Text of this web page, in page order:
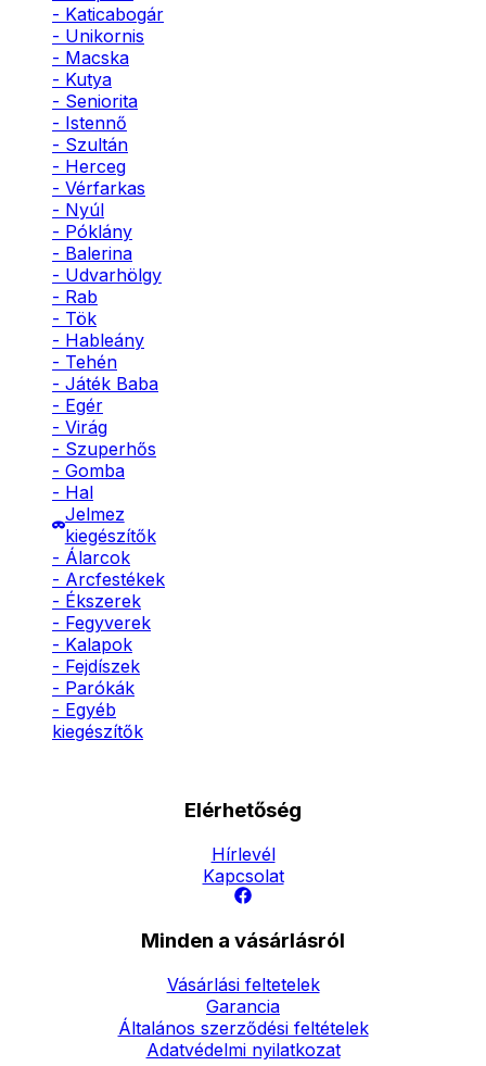
- Katicabogár
- Unikornis
- Macska
- Kutya
- Seniorita
- Istennő
- Szultán
- Herceg
- Vérfarkas
- Nyúl
- Póklány
- Balerina
- Udvarhölgy
- Rab
- Tök
- Hableány
- Tehén
- Játék Baba
- Egér
- Virág
- Szuperhős
- Gomba
- Hal
Jelmez
kiegészítők
- Álarcok
- Arcfestékek
- Ékszerek
- Fegyverek
- Kalapok
- Fejdíszek
- Parókák
- Egyéb
kiegészítők
Elérhetőség
Hírlevél
Kapcsolat
Minden a vásárlásról
Vásárlási feltetelek
Garancia
Általános szerződési feltételek
Adatvédelmi nyilatkozat